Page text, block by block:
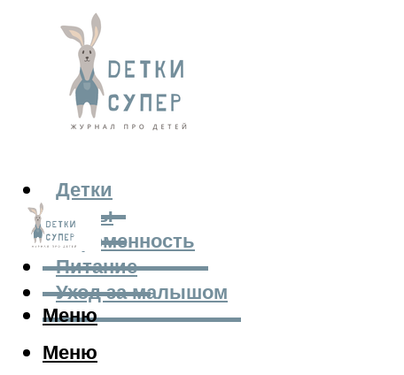
Детки
Мамы
Беременность
Питание
Уход за малышом
Меню
Меню